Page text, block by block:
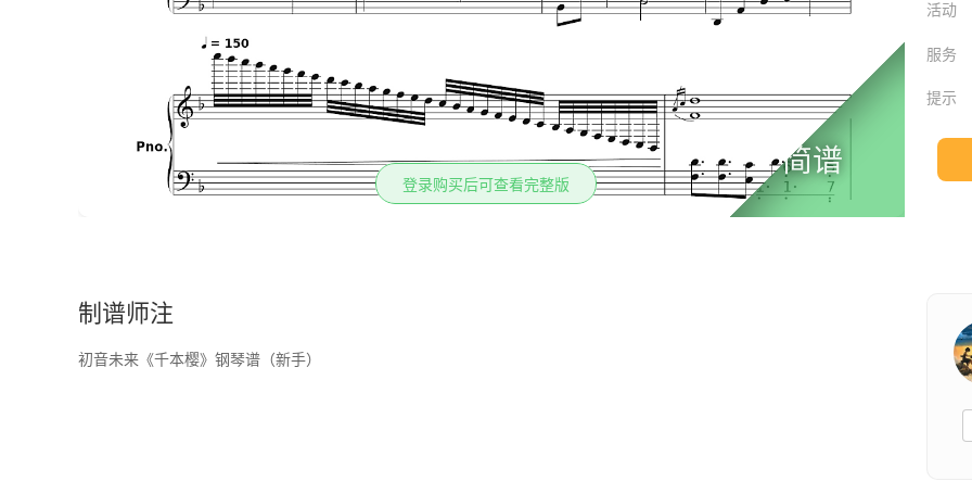
简谱
登录购买后可查看完整版
活动
服务
提示
制谱师注
初音未来《千本樱》钢琴谱（新手）